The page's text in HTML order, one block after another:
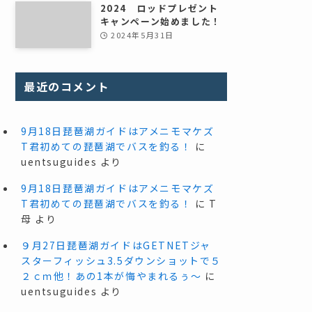
2024 ロッドプレゼント
キャンペーン始めました！
2024年5月31日
最近のコメント
9月18日琵琶湖ガイドはアメニモマケズ
T君初めての琵琶湖でバスを釣る！
に
uentsuguides より
9月18日琵琶湖ガイドはアメニモマケズ
T君初めての琵琶湖でバスを釣る！
に T
母 より
９月27日琵琶湖ガイドはGETNETジャ
スターフィッシュ3.5ダウンショットで５
２ｃｍ他！あの1本が悔やまれるぅ～ に
uentsuguides より